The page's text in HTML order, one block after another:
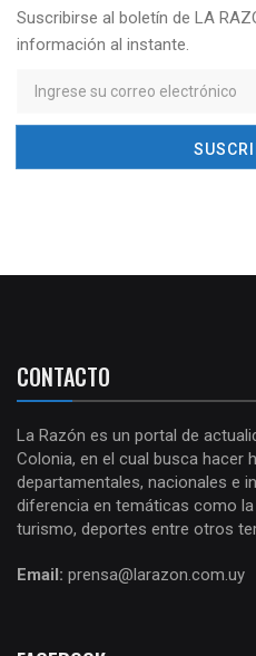
Suscribirse al boletín de LA
información al instante.
CONTACTO
La Razón es un portal de
Colonia, en el cual busca hacer
departamentales, nacionales e
diferencia en temáticas como
turismo, deportes entre otros
Email: prensa@larazon.com.uy